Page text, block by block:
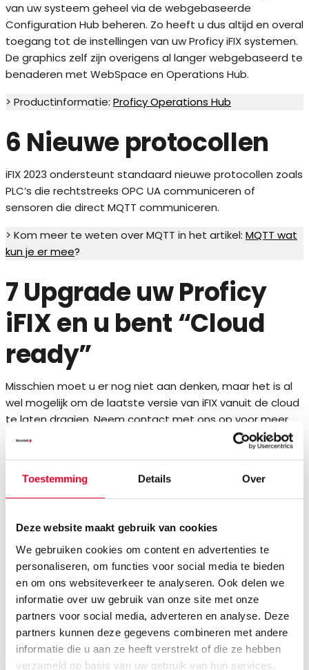
Toestemming Details Over
Deze website maakt gebruik van cookies
We gebruiken cookies om content en advertenties te
personaliseren, om functies voor social media te bieden
en om ons websiteverkeer te analyseren. Ook delen we
informatie over uw gebruik van onze site met onze
partners voor social media, adverteren en analyse. Deze
partners kunnen deze gegevens combineren met andere
informatie die u aan ze heeft verstrekt of die ze hebben
verzameld op basis van uw gebruik van hun services.
van uw systeem geheel via de webgebaseerde
Configuration Hub beheren. Zo heeft u dus altijd en overal
toegang tot de instellingen van uw Proficy iFIX systemen.
De graphics zelf zijn overigens al langer webgebaseerd te
benaderen met WebSpace en Operations Hub.
> Productinformatie: Proficy Operations Hub
6 Nieuwe protocollen
iFIX 2023 ondersteunt standaard nieuwe protocollen zoals
PLC’s die rechtstreeks OPC UA communiceren of
sensoren die direct MQTT communiceren.
> Kom meer te weten over MQTT in het artikel: MQTT wat
kun je er mee?
7 Upgrade uw Proficy
iFIX en u bent “Cloud
ready”
Misschien moet u er nog niet aan denken, maar het is al
wel mogelijk om de laatste versie van iFIX vanuit de cloud
te laten draaien. Neem contact met ons op voor meer
informatie over upgrade mogelijkheden.
Mocht u meer willen weten over de
upgrade van uw eigen applicatie?Neem
Wilt u meer informatie
of contact met een
specialist?